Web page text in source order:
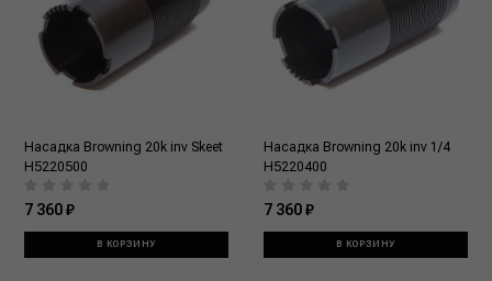
Насадка Browning 20k inv Skeet
Н5220500
7 360 ₽
В КОРЗИНУ
Насадка Browning 20k inv 1/4
Н5220400
7 360 ₽
В КОРЗИНУ